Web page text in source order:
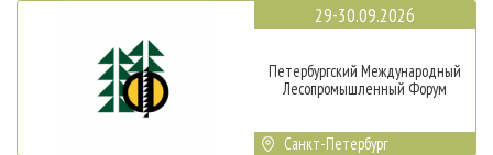
29-30.09.2026
Петербургский Международный
Лесопромышленный Форум
Санкт-Петербург